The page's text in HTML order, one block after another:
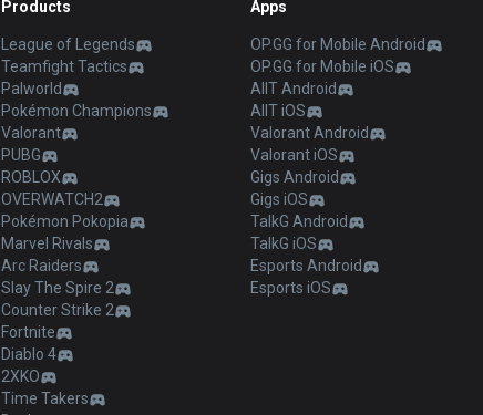
Products
League of Legends
Teamfight Tactics
Palworld
Pokémon Champions
Valorant
PUBG
ROBLOX
OVERWATCH2
Pokémon Pokopia
Marvel Rivals
Arc Raiders
Slay The Spire 2
Counter Strike 2
Fortnite
Diablo 4
2XKO
Time Takers
Apps
OP.GG for Mobile Android
OP.GG for Mobile iOS
AllT Android
AllT iOS
Valorant Android
Valorant iOS
Gigs Android
Gigs iOS
TalkG Android
TalkG iOS
Esports Android
Esports iOS